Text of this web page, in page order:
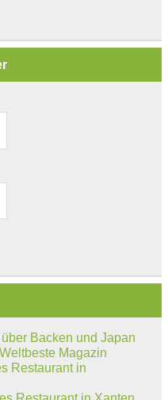
Backen und Japan
Magazin
Restaurant in